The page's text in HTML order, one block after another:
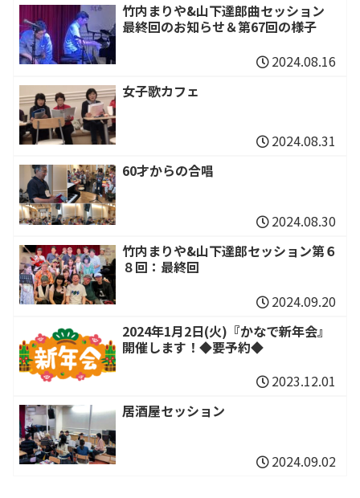
竹内まりや&山下達郎曲セッション
最終回のお知らせ＆第67回の様子
2024.08.16
女子歌カフェ
2024.08.31
60才からの合唱
2024.08.30
竹内まりや&山下達郎セッション第６
８回：最終回
2024.09.20
2024年1月2日(火)『かなで新年会』
開催します！◆要予約◆
2023.12.01
居酒屋セッション
2024.09.02